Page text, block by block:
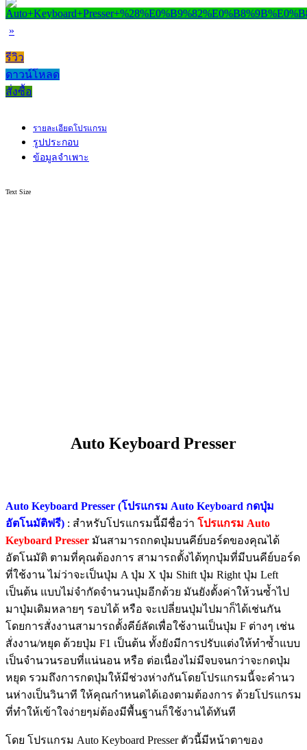
»
รีวิว
ดาวน์โหลด
สั่งซื้อ
รายละเอียดโปรแกรม
รูปประกอบ
ข้อมูลจำเพาะ
Text Size
​Auto Keyboard Presser
Auto Keyboard Presser (โปรแกรม Auto Keyboard กดปุ่ม
อัตโนมัติฟรี) : สำหรับโปรแกรมนี้มีชื่อว่า โปรแกรม Auto
Keyboard Presser มันสามารถกดปุ่มบนคีย์บอร์ดของคุณได้
อัตโนมัติ ตามที่คุณต้องการ สามารถตั้งได้ทุกปุ่มที่มีบนคีย์บอร์ด
ที่ใช้งาน ไม่ว่าจะเป็นปุ่ม A ปุ่ม X ปุ่ม Shift ปุ่ม Right ปุ่ม Left
เป็นต้น แบบไม่จำกัดจำนวนปุ่มอีกด้วย มันยังตั้งค่าให้วนซ้ำไป
มาปุ่มเดิมหลายๆ รอบได้ หรือ จะเปลี่ยนปุ่มไปมาก็ได้เช่นกัน
โดยการสั่งงานสามารถตั้งคีย์ลัดเพื่อใช้งานเป็นปุ่ม F ต่างๆ เช่น
สั่งงาน/หยุด ด้วยปุ่ม F1 เป็นต้น ทั้งยังมีการปรับแต่งให้ทำซ้ำแบบ
เป็นจำนวนรอบที่แน่นอน หรือ ต่อเนื่องไม่มีจบจนกว่าจะกดปุ่ม
หยุด รวมถึงการกดปุ่มให้มีช่วงห่างกันโดยโปรแกรมนี้จะคำนว
นห่างเป็นวินาที ให้คุณกำหนดได้เองตามต้องการ ด้วยโปรแกรม
ที่ทำให้เข้าใจง่ายๆม่ต้องมีพื้นฐานก็ใช้งานได้ทันที
โดย โปรแกรม Auto Keyboard Presser ตัวนี้มีหน้าตาของ